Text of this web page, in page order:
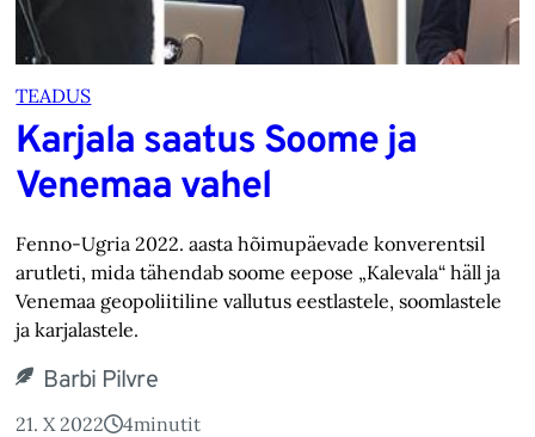
TEADUS
Karjala saatus Soome ja
Venemaa vahel
Fenno-Ugria 2022. aasta hõimupäevade konverentsil
arutleti, mida tähendab soome eepose „Kalevala“ häll ja
Venemaa geopoliitiline vallutus eestlastele, soomlastele
ja karjalastele.
Barbi Pilvre
21. X 2022 4minutit